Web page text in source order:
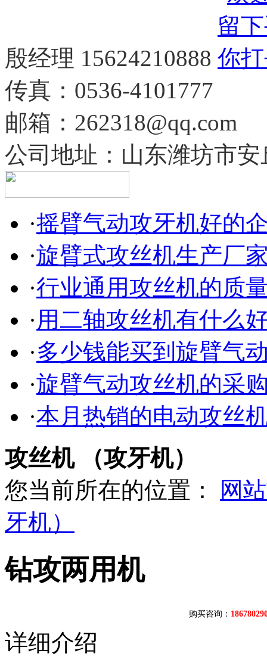
殷经理 15624210888
传真： 0536-4101777
邮箱：262318@qq.com
公司地址： 山东潍坊市
·摇臂气动攻牙机好的
·旋臂式攻丝机生产厂
·行业通用攻丝机的质
·用二轴攻丝机有什么
·多少钱能买到旋臂气
·旋臂气动攻丝机的采
·本月热销的电动攻丝
攻丝机 （攻牙机）
您当前所在的位置：
网
牙机）
钻攻两用机
购买咨询：
详细介绍